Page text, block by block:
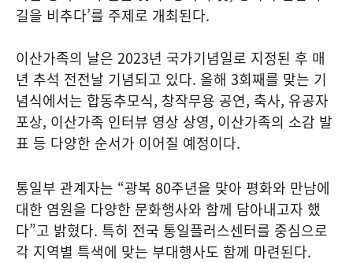
길을 비추다’를 주제로 개최된다.
이산가족의 날은 2023년 국가기념일로 지정된 후 매
년 추석 전전날 기념되고 있다. 올해 3회째를 맞는 기
념식에서는 합동추모식, 창작무용 공연, 축사, 유공자
포상, 이산가족 인터뷰 영상 상영, 이산가족의 소감 발
표 등 다양한 순서가 이어질 예정이다.
통일부 관계자는 “광복 80주년을 맞아 평화와 만남에
대한 염원을 다양한 문화행사와 함께 담아내고자 했
다”고 밝혔다. 특히 전국 통일플러스센터를 중심으로
각 지역별 특색에 맞는 부대행사도 함께 마련된다.